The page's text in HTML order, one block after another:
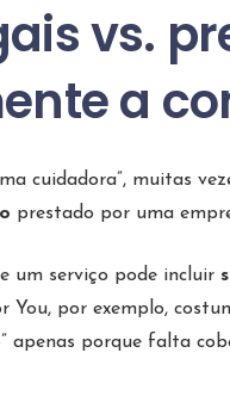
vs.
a
cuidadora”, muitas
prestado por uma
um serviço pode incluir
por exemplo,
apenas porque falta